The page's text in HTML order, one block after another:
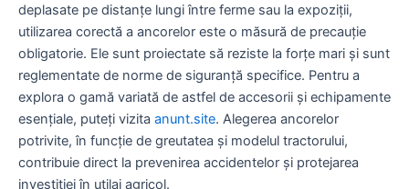
deplasate pe distanțe lungi între ferme sau la expoziții,
utilizarea corectă a ancorelor este o măsură de precauție
obligatorie. Ele sunt proiectate să reziste la forțe mari și sunt
reglementate de norme de siguranță specifice. Pentru a
explora o gamă variată de astfel de accesorii și echipamente
esențiale, puteți vizita anunt.site. Alegerea ancorelor
potrivite, în funcție de greutatea și modelul tractorului,
contribuie direct la prevenirea accidentelor și protejarea
investiției în utilaj agricol.